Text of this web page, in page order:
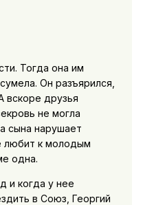
Тогда она им
Он разъярился,
вскоре друзья
не могла
сына нарушает
любит к молодым
одна.
и когда у нее
в Союз, Георгий